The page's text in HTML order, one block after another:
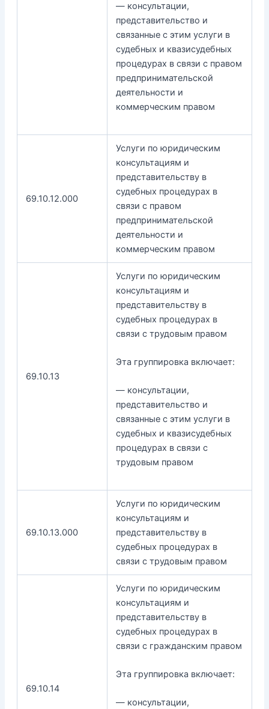
— консультации,
представительство и
связанные с этим услуги в
судебных и квазисудебных
процедурах в связи с правом
предпринимательской
деятельности и
коммерческим правом
69.10.12.000
Услуги по юридическим
консультациям и
представительству в
судебных процедурах в
связи с правом
предпринимательской
деятельности и
коммерческим правом
69.10.13
Услуги по юридическим
консультациям и
представительству в
судебных процедурах в
связи с трудовым правом
Эта группировка включает:
— консультации,
представительство и
связанные с этим услуги в
судебных и квазисудебных
процедурах в связи с
трудовым правом
69.10.13.000
Услуги по юридическим
консультациям и
представительству в
судебных процедурах в
связи с трудовым правом
69.10.14
Услуги по юридическим
консультациям и
представительству в
судебных процедурах в
связи с гражданским правом
Эта группировка включает:
— консультации,